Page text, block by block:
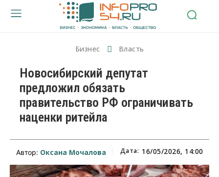
Бизнес Власть
Новосибирский депутат
предложил обязать
правительство РФ ограничивать
наценки ритейла
Автор: Оксана Мочалова Дата: 16/05/2026, 14:00